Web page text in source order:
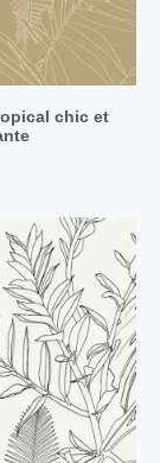
chic et